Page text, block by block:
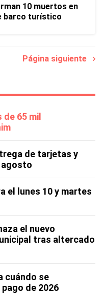
10 muertos en
barco turístico
Página siguiente
65 mil
de tarjetas y
agosto
el lunes 10 y martes
el nuevo
tras altercado
cuándo se
de 2026